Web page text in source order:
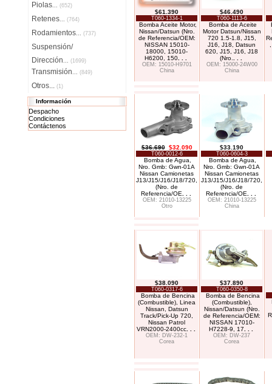
Piolas... (652)
Retenes... (764)
Rodamientos... (737)
Suspensión/
Dirección... (1699)
Transmisión... (849)
Otros... (1)
Información
Despacho
Condiciones
Contáctenos
$61.390
T060-1334-1
Bomba Aceite Motor,
Nissan/Datsun (Nro.
de Referencia/OEM:
NISSAN 15010-
18000, 15010-
H6200, 150
OEM: 15010-H9701
China
$46.490
T060-1113-6
Bomba de Aceite
Motor Datsun/Nissan
720 1.5-1.8, J15,
J16, J18, Datsun
620, J15, J16, J18
(Nro.
OEM: 15000-24W00
China
$36.690 $32.090
T060-0012-6
Bomba de Agua,
Nro. Gmb: Gwn-01A
Nissan Camionetas
J13/J15/J16/J18/720,
(Nro. de
Referencia/OE
OEM: 21010-13225
Otro
$33.190
T060-0604-3
Bomba de Agua,
Nro. Gmb: Gwn-01A
Nissan Camionetas
J13/J15/J16/J18/720,
(Nro. de
Referencia/OE
OEM: 21010-13225
China
$38.090
T060-0317-6
Bomba de Bencina
(Combustible), Linea
Nissan, Datsun
Track/Pick-Up 720,
Nissan Patrol
VRN2000-2400cc. . .
OEM: DW-232-1
Corea
$37.890
T060-0350-8
Bomba de Bencina
(Combustible),
Nissan/Datsun (Nro.
de Referencia/OEM:
NISSAN 17010-
H7228-9, 17
OEM: DW-237
Corea